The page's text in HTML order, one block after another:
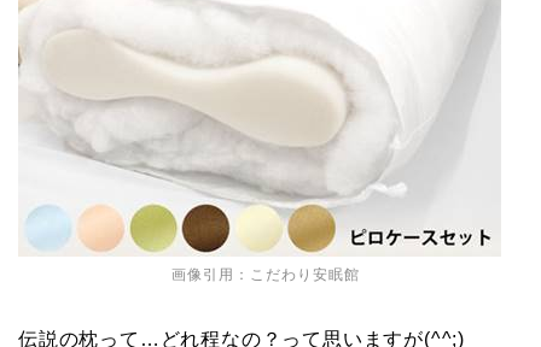
画像引用：こだわり安眠館
伝説の枕って…どれ程なの？って思いますが(^^;)